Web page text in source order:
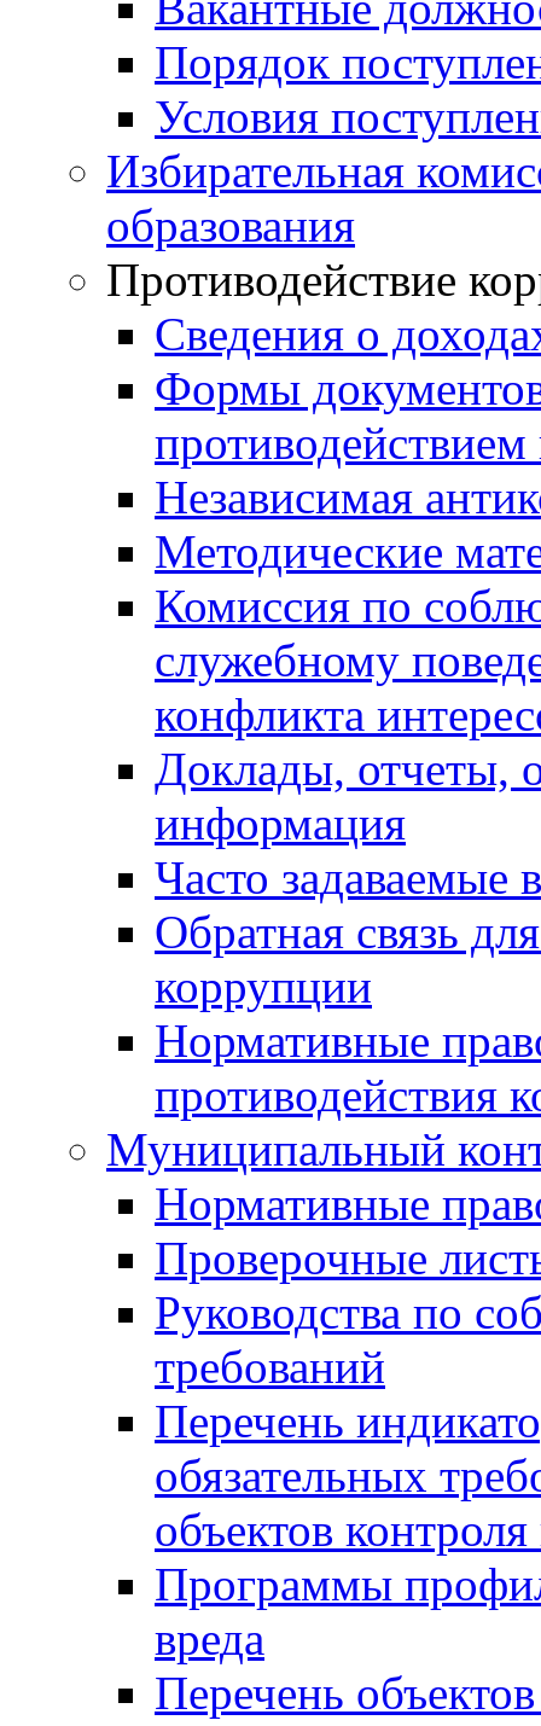
Порядок
Условия
Избирательная
образования
Противодействие
Сведения о
Формы
Независимая
Методические
Комиссия по
служебному
конфликта
Доклады, отчеты,
информация
Часто задаваемые
Обратная связь
коррупции
Нормативные
противодействия
Муниципальный
Нормативные
Проверочные
Руководства по
требований
Перечень
обязательных
объектов
Программы
вреда
Перечень